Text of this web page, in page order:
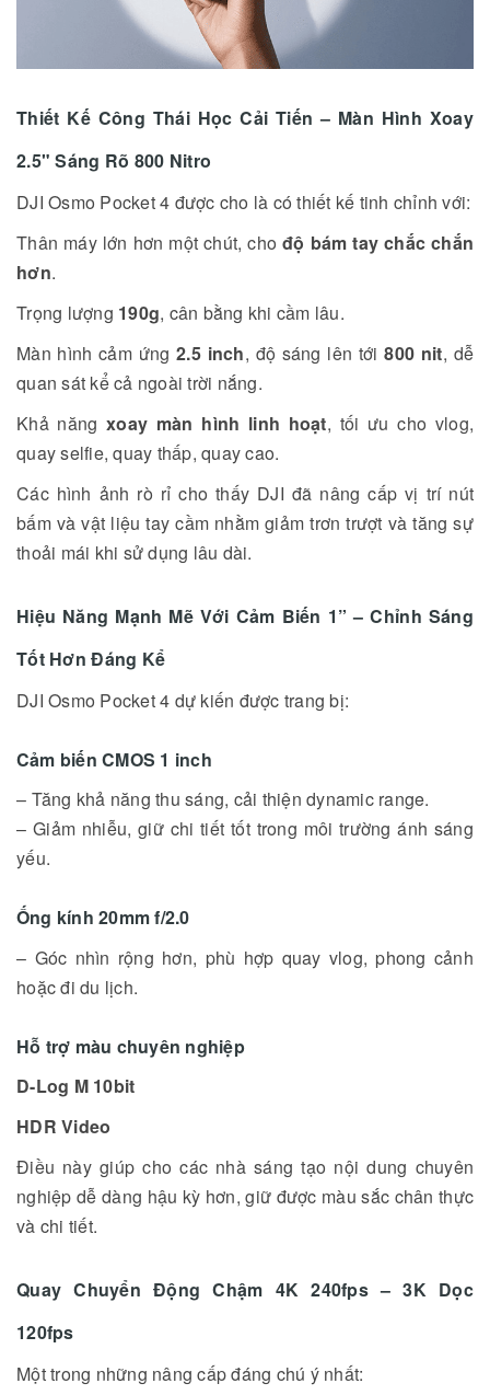
Thiết Kế Công Thái Học Cải Tiến – Màn Hình Xoay
2.5" Sáng Rõ 800 Nitro
DJI Osmo Pocket 4 được cho là có thiết kế tinh chỉnh với:
Thân máy lớn hơn một chút, cho độ bám tay chắc chắn
hơn.
Trọng lượng 190g, cân bằng khi cầm lâu.
Màn hình cảm ứng2.5 inch, độ sáng lên tới800 nit, dễ
quan sát kể cả ngoài trời nắng.
Khả năngxoay màn hình linh hoạt, tối ưu cho vlog,
quay selfie, quay thấp, quay cao.
Các hình ảnh rò rỉ cho thấy DJI đã nâng cấp vị trí nút
bấm và vật liệu tay cầm nhằm giảm trơn trượt và tăng sự
thoải mái khi sử dụng lâu dài.
Hiệu Năng Mạnh Mẽ Với Cảm Biến 1” – Chỉnh Sáng
Tốt Hơn Đáng Kể
DJI Osmo Pocket 4 dự kiến được trang bị:
Cảm biến CMOS 1 inch
– Tăng khả năng thu sáng, cải thiện dynamic range.
– Giảm nhiễu, giữ chi tiết tốt trong môi trường ánh sáng
yếu.
Ống kính 20mm f/2.0
– Góc nhìn rộng hơn, phù hợp quay vlog, phong cảnh
hoặc đi du lịch.
Hỗ trợ màu chuyên nghiệp
D-Log M 10bit
HDR Video
Điều này giúp cho các nhà sáng tạo nội dung chuyên
nghiệp dễ dàng hậu kỳ hơn, giữ được màu sắc chân thực
và chi tiết.
Quay Chuyển Động Chậm 4K 240fps – 3K Dọc
120fps
Một trong những nâng cấp đáng chú ý nhất: